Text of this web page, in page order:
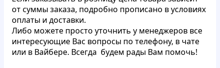
от суммы заказа, подробно прописано вусловиях
оплаты и доставки.
Либо можете просто уточнить у менеджеров все
интересующие Вас вопросы по телефону, в чате
или в Вайбере. Всегда будем рады Вам помочь!